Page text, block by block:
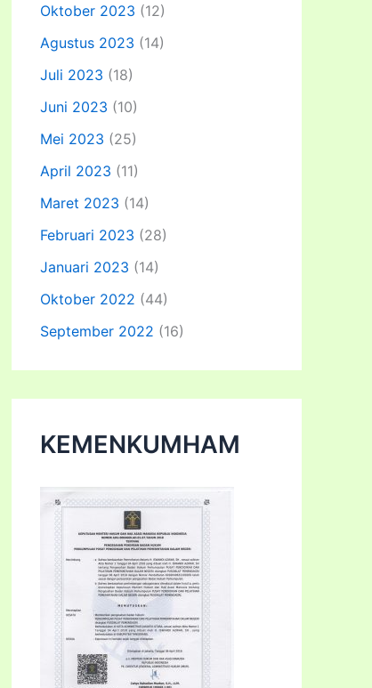
Oktober 2023 (12)
Agustus 2023 (14)
Juli 2023 (18)
Juni 2023 (10)
Mei 2023 (25)
April 2023 (11)
Maret 2023 (14)
Februari 2023 (28)
Januari 2023 (14)
Oktober 2022 (44)
September 2022 (16)
KEMENKUMHAM